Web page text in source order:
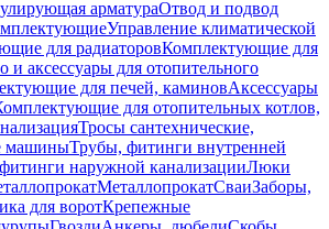
арматураОтвод и подвод
Управление климатической
для радиаторовКомплектующие для
и аксессуары для отопительного
для печей, каминовАксессуары
для отопительных котлов,
Тросы сантехнические,
машиныТрубы, фитинги внутренней
наружной канализацииЛюки
МеталлопрокатСваиЗаборы,
для воротКрепежные